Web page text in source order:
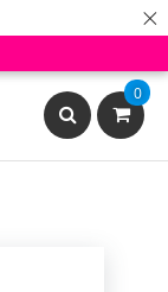
×
0
Search